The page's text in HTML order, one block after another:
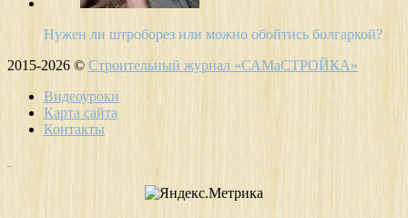
Нужен ли штроборез или можно обойтись болгаркой?
2015-2026 © Строительный журнал «САМаСТРОЙКА»
Видеоуроки
Карта сайта
Контакты